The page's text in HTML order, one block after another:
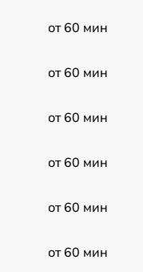
от 60 мин
от 60 мин
от 60 мин
от 60 мин
от 60 мин
от 60 мин